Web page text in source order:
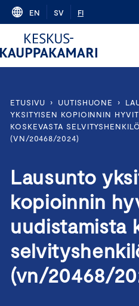
Skip
content
EN SV FI
ETUSIVU › UUTISHUONE ›
YKSITYISEN KOPIOINNIN
KOSKEVASTA
(VN/20468/2024)
Lausunto
kopioinnin
uudistamista
(vn/20468/